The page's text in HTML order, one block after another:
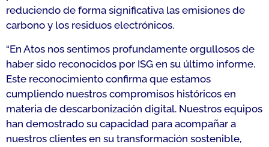
reduciendo de forma significativa las emisiones de
carbono y los residuos electrónicos.
“En Atos nos sentimos profundamente orgullosos de
haber sido reconocidos por ISG en su último informe.
Este reconocimiento confirma que estamos
cumpliendo nuestros compromisos históricos en
materia de descarbonización digital. Nuestros equipos
han demostrado su capacidad para acompañar a
nuestros clientes en su transformación sostenible,